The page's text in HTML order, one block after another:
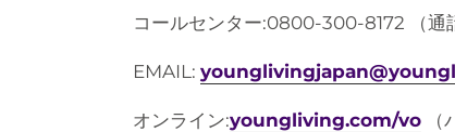
コールセンター:0800-300-8172 （通
EMAIL:
オンライン:youngliving.com/vo（